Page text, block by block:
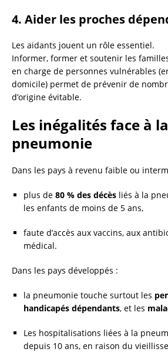
4. Aider les proches
Les aidants jouent un rôle essentiel.
Informer, former et soutenir les
en charge de personnes vulnérables
domicile) permet de prévenir de
d’origine évitable.
Les inégalités face à la
pneumonie
Dans les pays à revenu faible ou
plus de 80 % des décès liés à la
les enfants de moins de 5 ans,
faute d’accès aux vaccins, aux
médical.
Dans les pays développés :
la pneumonie touche surtout les
handicapés dépendants, et les
Les hospitalisations liées à la
depuis 10 ans, en raison du